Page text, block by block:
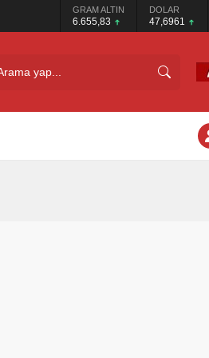
GRAM ALTIN
6.655,83
DOLAR
47,6961